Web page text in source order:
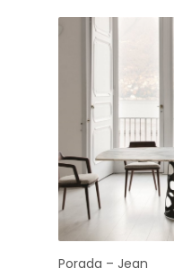
Porada – Jean